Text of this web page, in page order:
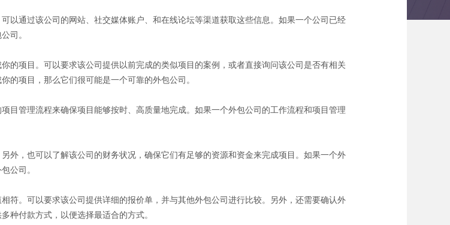
以通过该公司的网站、社交媒体账户、和在线论坛等渠道获取这些信息。如果一个公司已经
司。
的项目。可以要求该公司提供以前完成的类似项目的案例，或者直接询问该公司是否有相关
的项目，那么它们很可能是一个可靠的外包公司。
目管理流程来确保项目能够按时、高质量地完成。如果一个外包公司的工作流程和项目管理
外，也可以了解该公司的财务状况，确保它们有足够的资源和资金来完成项目。如果一个外
公司。
符。可以要求该公司提供详细的报价单，并与其他外包公司进行比较。另外，还需要确认外
种付款方式，以便选择最适合的方式。